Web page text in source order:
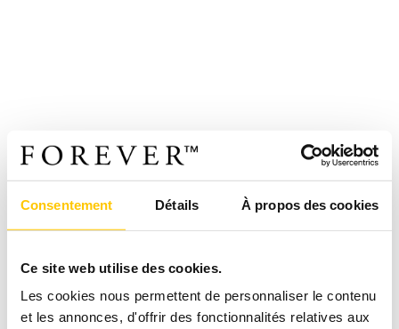
Consentement Détails À propos des cookies
Ce site web utilise des cookies.
Les cookies nous permettent de personnaliser le contenu
et les annonces, d'offrir des fonctionnalités relatives aux